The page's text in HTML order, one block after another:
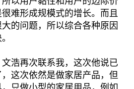
难形成规模式的增长。而且
的问题，所以综合各种原因
浩再次联系我，这次他说已
这次依然是做家居产品，但